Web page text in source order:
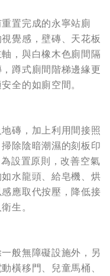
置完成的永寧站廁
覺感，壁磚、天花板
，與白橡木色廁間隔
蹲式廁間階梯邊緣更
全的如廁空間。
磚，加上利用間接照
除陰暗潮濕的刻板印
設置原則，改善空氣
水龍頭、給皂機、烘
應取代按壓，降低接
生。
般無障礙設施外，另
橫移門、兒童馬桶、